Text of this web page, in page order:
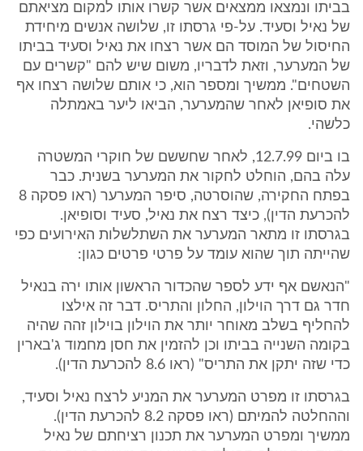
בביתו ונמצאו ממצאים אשר קשרו אותו למקום מציאתם
של נאיל וסעיד. על-פי גרסתו זו, שלושה אנשים מיחידת
החיסול של המוסד הם אשר רצחו את נאיל וסעיד בביתו
של המערער, וזאת לדבריו, משום שיש להם "קשרים עם
השטחים". ממשיך ומספר הוא, כי אותם שלושה רצחו אף
את סופיאן לאחר שהמערער, הביאו ליער באמתלה
כלשהי.
בו ביום 12.7.99, לאחר שחששם של חוקרי המשטרה
עלה בהם, הוחלט לחקור את המערער בשנית. כבר
בפתח החקירה, שהוסרטה, סיפר המערער (ראו פסקה 8
להכרעת הדין), כיצד רצח את נאיל, סעיד וסופיאן.
בגרסתו זו מתאר המערער את השתלשלות האירועים כפי
שהייתה תוך שהוא עומד על פרטי פרטים כגון:
"הנאשם אף ידע לספר שהכדור הראשון אותו ירה בנאיל
חדר גם דרך הוילון, החלון והתריס. דבר זה אילצו
להחליף בשלב מאוחר יותר את הוילון בוילון זהה שהיה
בקומה השנייה בביתו וכן להזמין את חסן מחמוד ג'בארין
כדי שזה יתקן את התריס" (ראו 8.6 להכרעת הדין).
בגרסתו זו מפרט המערער את המניע לרצח נאיל וסעיד,
וההחלטה להמיתם (ראו פסקה 8.2 להכרעת הדין).
ממשיך ומפרט המערער את תכנון רציחתם של נאיל